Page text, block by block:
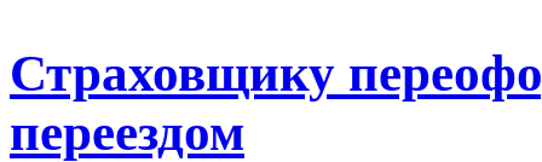
Страховщику
переездом